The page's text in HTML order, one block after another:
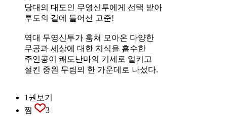
당대의 대도인 무영신투에게 선택 받아
투도의 길에 들어선 고준!
역대 무영신투가 훔쳐 모아온 다양한
무공과 세상에 대한 지식을 흡수한
주인공이 쾌도난마의 기세로 얼키고
설킨 중원 무림의 한 가운데로 나섰다.
1권보기
찜
3